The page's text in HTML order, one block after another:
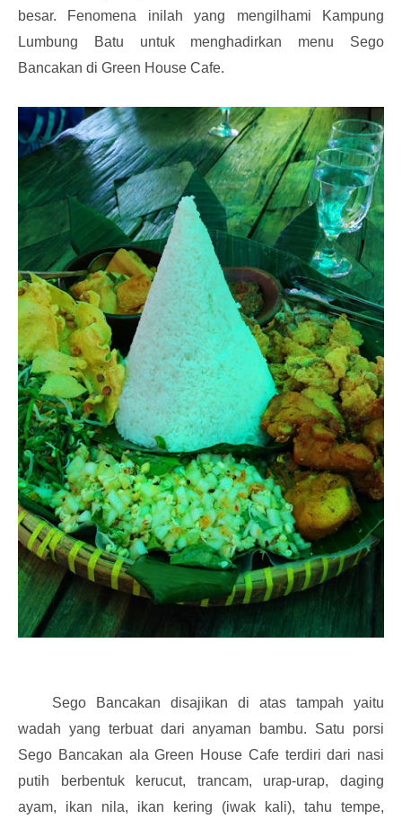
besar. Fenomena inilah yang mengilhami Kampung
Lumbung Batu untuk menghadirkan menu Sego
Bancakan di Green House Cafe.
Sego Bancakan disajikan di atas tampah yaitu
wadah yang terbuat dari anyaman bambu. Satu porsi
Sego Bancakan ala Green House Cafe terdiri dari nasi
putih berbentuk kerucut, trancam, urap-urap, daging
ayam, ikan nila, ikan kering (iwak kali), tahu tempe,